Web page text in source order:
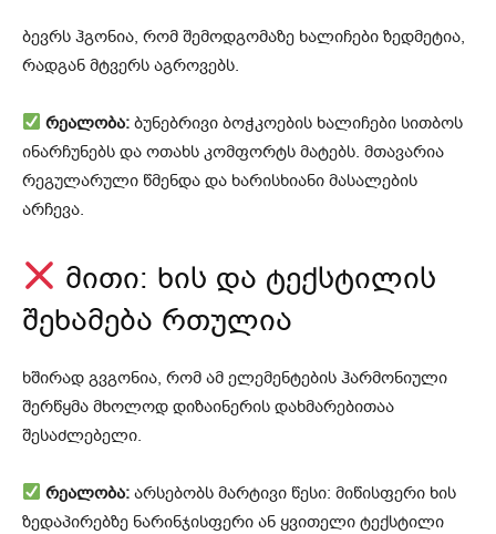
ბევრს ჰგონია, რომ შემოდგომაზე ხალიჩები ზედმეტია,
რადგან მტვერს აგროვებს.
რეალობა: ბუნებრივი ბოჭკოების ხალიჩები სითბოს
ინარჩუნებს და ოთახს კომფორტს მატებს. მთავარია
რეგულარული წმენდა და ხარისხიანი მასალების
არჩევა.
მითი: ხის და ტექსტილის
შეხამება რთულია
ხშირად გვგონია, რომ ამ ელემენტების ჰარმონიული
შერწყმა მხოლოდ დიზაინერის დახმარებითაა
შესაძლებელი.
რეალობა: არსებობს მარტივი წესი: მიწისფერი ხის
ზედაპირებზე ნარინჯისფერი ან ყვითელი ტექსტილი